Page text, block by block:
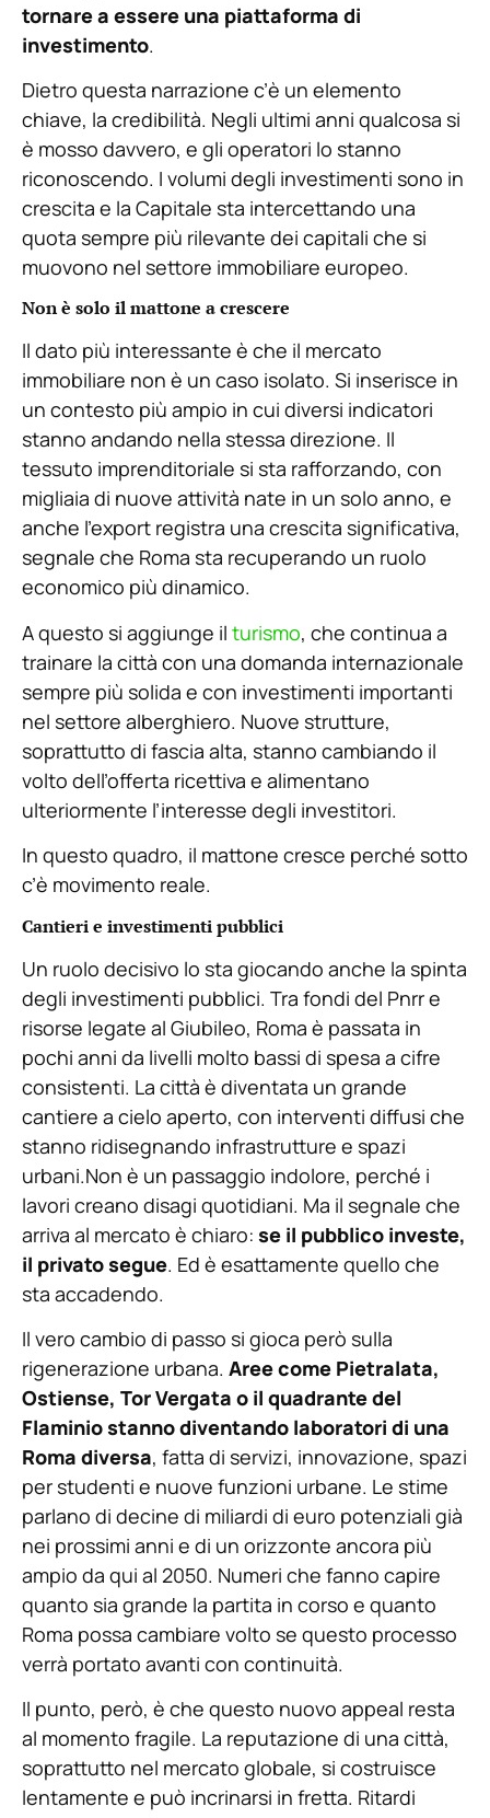
tornare a essere una piattaforma di
investimento.
Dietro questa narrazione c’è un elemento
chiave, la credibilità. Negli ultimi anni qualcosa si
è mosso davvero, e gli operatori lo stanno
riconoscendo. I volumi degli investimenti sono in
crescita e la Capitale sta intercettando una
quota sempre più rilevante dei capitali che si
muovono nel settore immobiliare europeo.
Non è solo il mattone a crescere
Il dato più interessante è che il mercato
immobiliare non è un caso isolato. Si inserisce in
un contesto più ampio in cui diversi indicatori
stanno andando nella stessa direzione. Il
tessuto imprenditoriale si sta rafforzando, con
migliaia di nuove attività nate in un solo anno, e
anche l’export registra una crescita significativa,
segnale che Roma sta recuperando un ruolo
economico più dinamico.
A questo si aggiunge il turismo, che continua a
trainare la città con una domanda internazionale
sempre più solida e con investimenti importanti
nel settore alberghiero. Nuove strutture,
soprattutto di fascia alta, stanno cambiando il
volto dell’offerta ricettiva e alimentano
ulteriormente l’interesse degli investitori.
In questo quadro, il mattone cresce perché sotto
c’è movimento reale.
Cantieri e investimenti pubblici
Un ruolo decisivo lo sta giocando anche la spinta
degli investimenti pubblici. Tra fondi del Pnrr e
risorse legate al Giubileo, Roma è passata in
pochi anni da livelli molto bassi di spesa a cifre
consistenti. La città è diventata un grande
cantiere a cielo aperto, con interventi diffusi che
stanno ridisegnando infrastrutture e spazi
urbani.Non è un passaggio indolore, perché i
lavori creano disagi quotidiani. Ma il segnale che
arriva al mercato è chiaro: se il pubblico investe,
il privato segue. Ed è esattamente quello che
sta accadendo.
Il vero cambio di passo si gioca però sulla
rigenerazione urbana. Aree come Pietralata,
Ostiense, Tor Vergata o il quadrante del
Flaminio stanno diventando laboratori di una
Roma diversa, fatta di servizi, innovazione, spazi
per studenti e nuove funzioni urbane. Le stime
parlano di decine di miliardi di euro potenziali già
nei prossimi anni e di un orizzonte ancora più
ampio da qui al 2050. Numeri che fanno capire
quanto sia grande la partita in corso e quanto
Roma possa cambiare volto se questo processo
verrà portato avanti con continuità.
Il punto, però, è che questo nuovo appeal resta
al momento fragile. La reputazione di una città,
soprattutto nel mercato globale, si costruisce
lentamente e può incrinarsi in fretta. Ritardi